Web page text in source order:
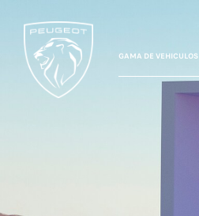
GAMA DE VEHICULOS